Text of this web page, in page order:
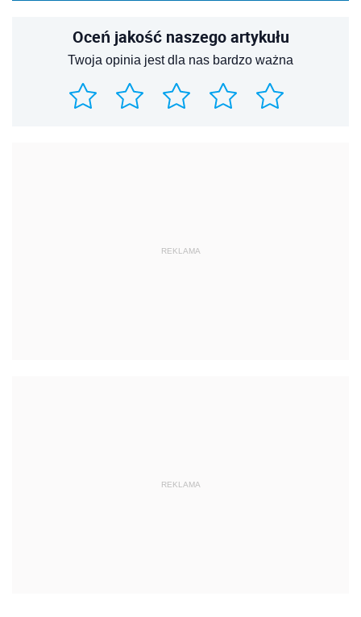
Oceń jakość naszego artykułu
Twoja opinia jest dla nas bardzo ważna
REKLAMA
REKLAMA